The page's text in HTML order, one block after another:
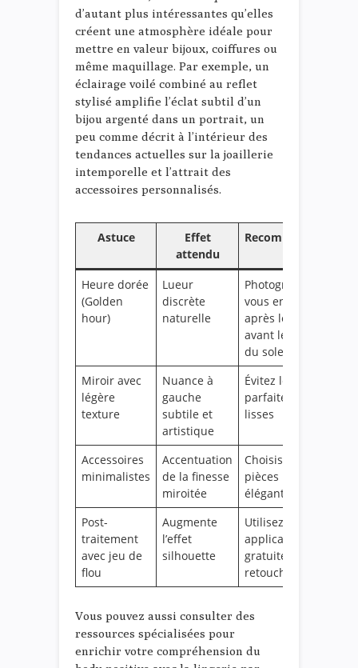
d’autant plus intéressantes qu’elles
créent une atmosphère idéale pour
mettre en valeur bijoux, coiffures ou
même maquillage. Par exemple, un
éclairage voilé combiné au reflet
stylisé amplifie l’éclat subtil d’un
bijou argenté dans un portrait, un
peu comme décrit à l’intérieur des
tendances actuelles sur la joaillerie
intemporelle et l’attrait des
accessoires personnalisés.
Astuce
Effet
attendu
Recommandation
Heure dorée
(Golden
hour)
Lueur
discrète
naturelle
Photographiez-
vous environ 1h
après le lever ou
avant le coucher
du soleil
Miroir avec
légère
texture
Nuance à
gauche
subtile et
artistique
Évitez les miroirs
parfaitement
lisses
Accessoires
minimalistes
Accentuation
de la finesse
miroitée
Choisissez des
pièces légères et
élégantes
Post-
traitement
avec jeu de
flou
Augmente
l’effet
silhouette
Utilisez des
applications
gratuites de
retouche photo
Vous pouvez aussi consulter des
ressources spécialisées pour
enrichir votre compréhension du